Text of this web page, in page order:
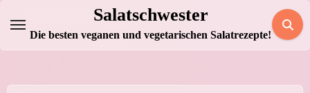
Inhalt
springen
Salatschwester
Die besten veganen und vegetarischen Salatrezepte!